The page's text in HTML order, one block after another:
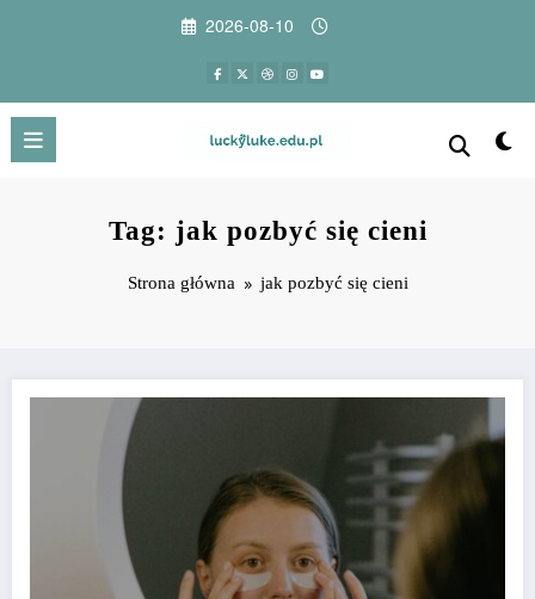
2026-08-10
Tag: jak pozbyć się cieni
Strona główna jak pozbyć się cieni